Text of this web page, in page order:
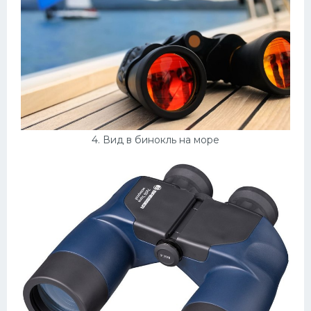
4. Вид в бинокль на море